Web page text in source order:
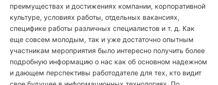
преимуществах и достижениях компании, корпоративной
культуре, условиях работы, отдельных вакансиях,
специфике работы различных специалистов и т. д. Как
еще совсем молодым, так и уже достаточно опытным
участникам мероприятия было интересно получить более
подробную информацию о нас как об основном надежном
и дающем перспективы работодателе для тех, кто видит